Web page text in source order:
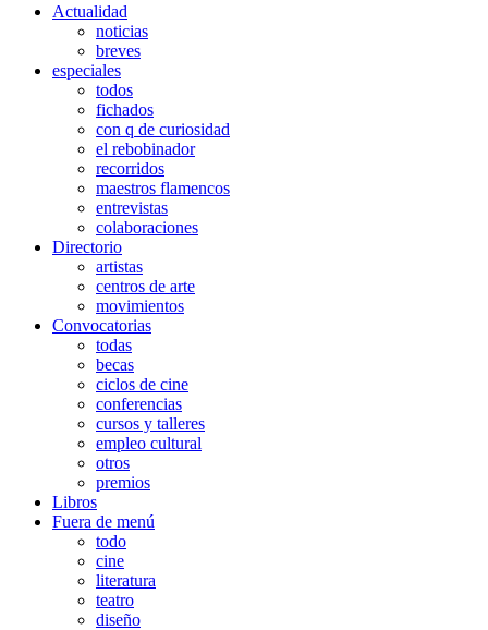
Actualidad
noticias
breves
especiales
todos
fichados
con q de curiosidad
el rebobinador
recorridos
maestros flamencos
entrevistas
colaboraciones
Directorio
artistas
centros de arte
movimientos
Convocatorias
todas
becas
ciclos de cine
conferencias
cursos y talleres
empleo cultural
otros
premios
Libros
Fuera de menú
todo
cine
literatura
teatro
diseño